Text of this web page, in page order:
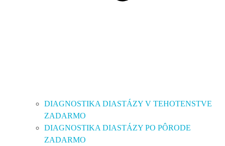
DIAGNOSTIKA DIASTÁZY V TEHOTENSTVE
ZADARMO
DIAGNOSTIKA DIASTÁZY PO PÔRODE
ZADARMO